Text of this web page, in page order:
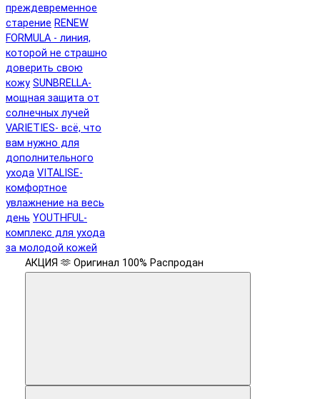
преждевременное
старение RENEW
FORMULA - линия,
которой не страшно
доверить свою
кожу SUNBRELLA-
мощная защита от
солнечных лучей
VARIETIES- всё, что
вам нужно для
дополнительного
ухода VITALISE-
комфортное
увлажнение на весь
день YOUTHFUL-
комплекс для ухода
за молодой кожей
АКЦИЯ 🫶 Оригинал 100% Распродан